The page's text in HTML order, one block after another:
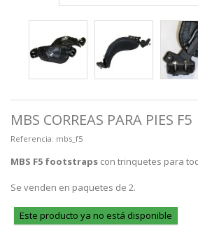
MBS CORREAS PARA PIES F5
Referencia: mbs_f5
MBS F5 footstraps con trinquetes para
Se venden en paquetes de 2.
Este producto ya no está disponible